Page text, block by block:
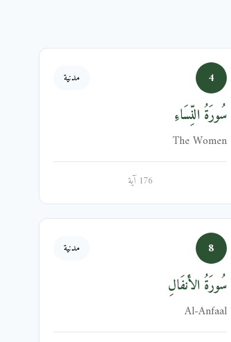
4 مدنية
سُورَةُ النِّسَاءِ
The Women
176 آية
8 مدنية
سُورَةُ الأَنفَالِ
Al-Anfaal